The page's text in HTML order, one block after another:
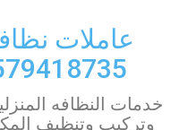
contentعاملات
0549362075
خدمات النظافه
وتركيب وتنظيف